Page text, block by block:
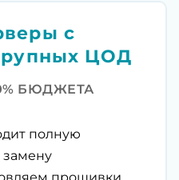
с
ЦОД
БЮДЖЕТА
полную
замену